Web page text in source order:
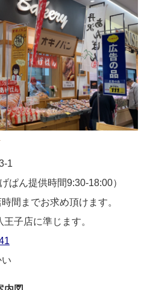
1
ぱん提供時間9:30-18:00）
間までお求め頂けます。
子店に準じます。